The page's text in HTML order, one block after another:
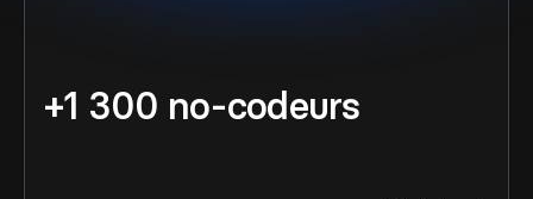
+1 300 no-codeurs